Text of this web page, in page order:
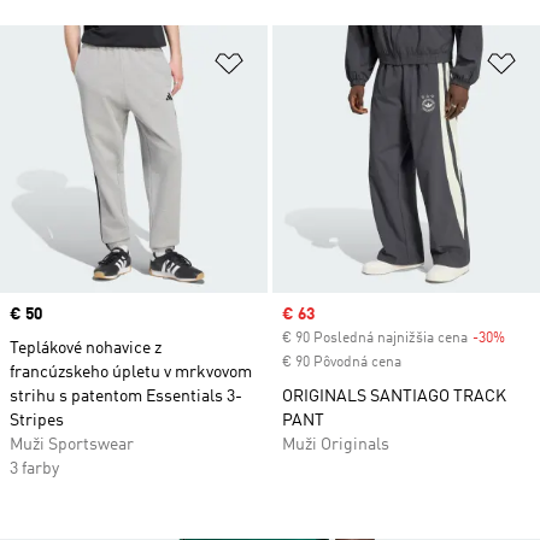
Pridať do zoznamu želaných
Price
€ 50
Teplákové nohavice z
francúzskeho úpletu v mrkvovom
strihu s patentom Essentials 3-
Stripes
Muži Sportswear
3 farby
Sale price
€ 63
€ 90 Posledná najnižšia cena -30%
€ 90 Pôvodná cena
ORIGINALS SANTIAGO TRACK
PANT
Muži Originals